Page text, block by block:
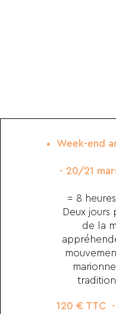
Week-end
- 20/21
= 8
Deux jours
de la
120 € TTC